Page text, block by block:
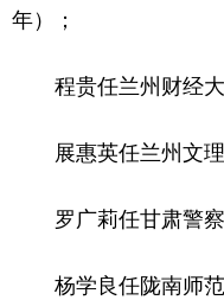
年）；
程贵任兰州财经大
展惠英任兰州文理
罗广莉任甘肃警察
杨学良任陇南师范